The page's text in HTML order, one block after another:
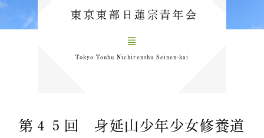
東京東部日蓮宗青年会
Tokyo Toubu Nichirenshu Seinen-kai
第４５回 身延山少年少女修養道